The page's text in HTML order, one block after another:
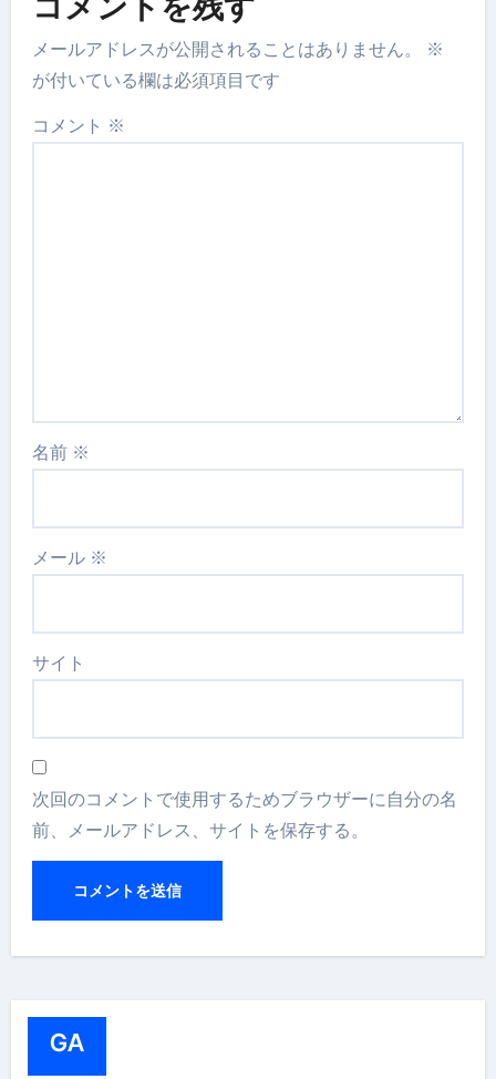
メールアドレスが公開されることはありません。
※
が付いている欄は必須項目です
コメント ※
名前 ※
メール ※
サイト
次回のコメントで使用するためブラウザーに自分の名
前、メールアドレス、サイトを保存する。
GA